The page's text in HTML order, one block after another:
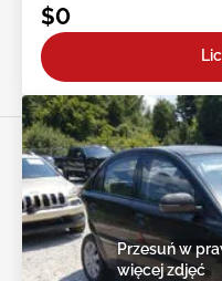
$0
Przesuń w
więcej zdjęć